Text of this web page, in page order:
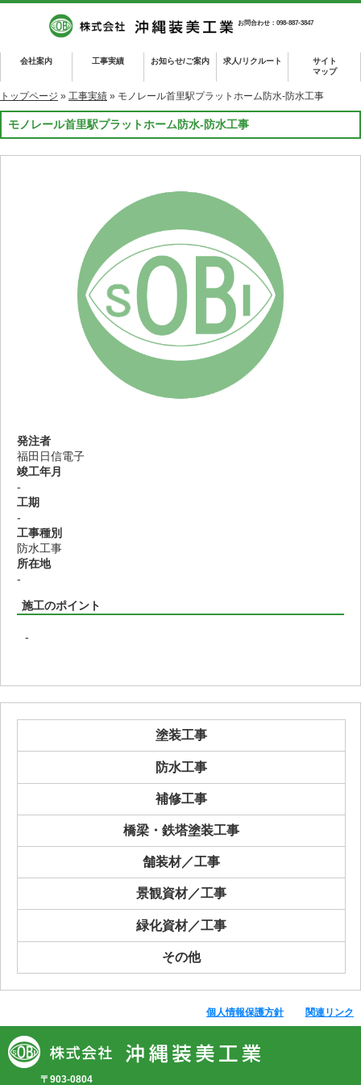
お問合わせ：098-887-3847
会社案内 工事実績 お知らせ/ご案内 求人/リクルート
サイト
マップ
トップページ » 工事実績 » モノレール首里駅プラットホーム防水-防水工事
モノレール首里駅プラットホーム防水-防水工事
発注者
福田日信電子
竣工年月
-
工期
-
工事種別
防水工事
所在地
-
施工のポイント
-
塗装工事
防水工事
補修工事
橋梁・鉄塔塗装工事
舗装材／工事
景観資材／工事
緑化資材／工事
その他
個人情報保護方針 関連リンク
〒903-0804